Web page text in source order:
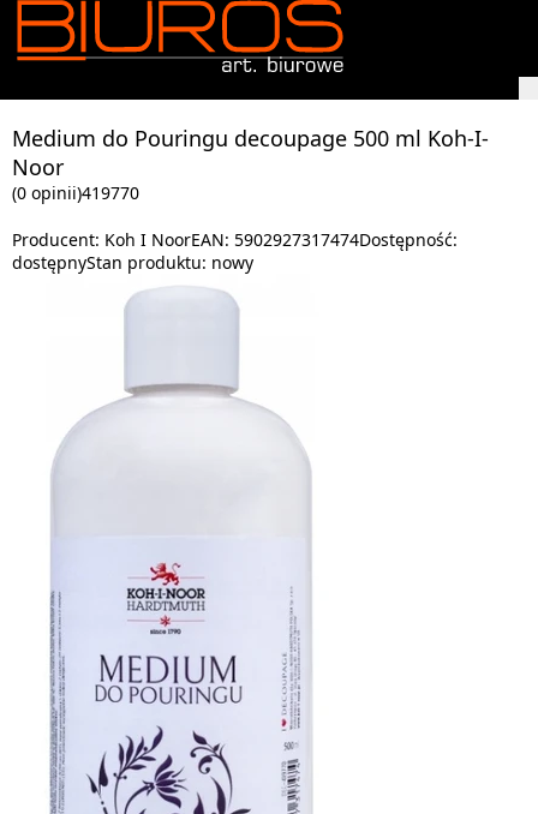
Medium do Pouringu decoupage 500 ml Koh-I-
Noor
(0 opinii)419770
Producent: Koh I NoorEAN: 5902927317474Dostępność:
dostępnyStan produktu: nowy